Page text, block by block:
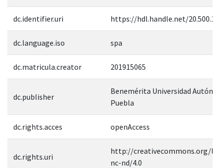
dc.identifier.uri https://hdl.handle.net/
dc.language.iso spa
dc.matricula.creator 201915065
dc.publisher
Benemérita Universidad
Puebla
dc.rights.acces openAccess
dc.rights.uri
http://creativecommons.org/
nc-nd/4.0